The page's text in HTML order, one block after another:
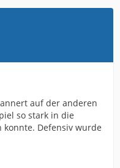
auf der anderen
so stark in die
Defensiv wurde